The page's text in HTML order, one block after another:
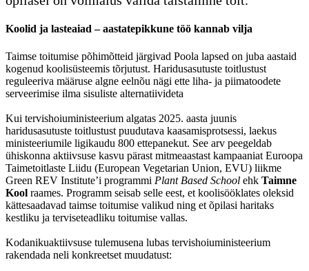
Koolid ja lasteaiad – aastatepikkune töö kannab vilja
Taimse toitumise põhimõtteid järgivad Poola lapsed on juba aastaid
kogenud koolisüsteemis tõrjutust. Haridusasutuste toitlustust
reguleeriva määruse algne eelnõu nägi ette liha- ja piimatoodete
serveerimise ilma sisuliste alternatiivideta
Kui tervishoiuministeerium algatas 2025. aasta juunis
haridusasutuste toitlustust puudutava kaasamisprotsessi, laekus
ministeeriumile ligikaudu 800 ettepanekut. See arv peegeldab
ühiskonna aktiivsuse kasvu pärast mitmeaastast kampaaniat Euroopa
Taimetoitlaste Liidu (European Vegetarian Union, EVU) liikme
Green REV Institute’i programmi Plant Based School ehk Taimne
Kool raames. Programm seisab selle eest, et koolisööklates oleksid
kättesaadavad taimse toitumise valikud ning et õpilasi haritaks
kestliku ja terviseteadliku toitumise vallas.
Kodanikuaktiivsuse tulemusena lubas tervishoiuministeerium
rakendada neli konkreetset muudatust: